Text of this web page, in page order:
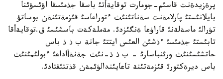
پرةزيدةنت قاسئم-جومارت توقايةأتئ باسقا جذمئسقا اؤئسؤئنا
بايلانئستئ پارلامةنت سةناتئنئث ءتوراعاسئ قئزمةتئنةن بوساتؤ
تؤرالئ ماسةلةنئ قاراؤعا ةنگئزدئ. مةملةكةت باسشئسئ ق.توقايةأقا
تابئستئ جذمئسئ ءذشئن العئس ايتتئ جانة ب ذ ذ باس
حاتشئسئنئث ورئنباسارئ - ب ذ ذ-نئث جةنةأاداعئ ءبولئمئنئث
باس ديرةكتورئ قئزمةتئنة تاعايئندالؤئمةن قذتتئقتادئ.